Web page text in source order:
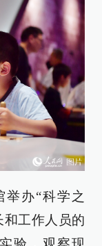
举办“科学之
和工作人员的